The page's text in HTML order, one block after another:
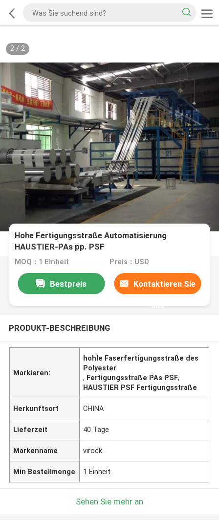
2/ 2
Hohe Fertigungsstraße Automatisierung
HAUSTIER-PAs pp. PSF
MOQ：1 Einheit Preis：USD
Bestpreis Kontaktieren Sie
uns
PRODUKT-BESCHREIBUNG
Markieren:
hohle Faserfertigungsstraße des
Polyester
, Fertigungsstraße PAs PSF,
HAUSTIER PSF Fertigungsstraße
Herkunftsort CHINA
Lieferzeit 40 Tage
Markenname virock
Min Bestellmenge 1 Einheit
Sehen Sie mehr an